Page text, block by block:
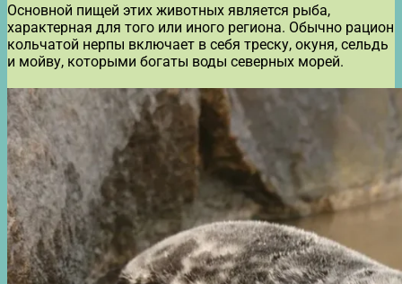
Основной пищей этих животных является рыба,
характерная для того или иного региона. Обычно рацион
кольчатой нерпы включает в себя треску, окуня, сельдь
и мойву, которыми богаты воды северных морей.